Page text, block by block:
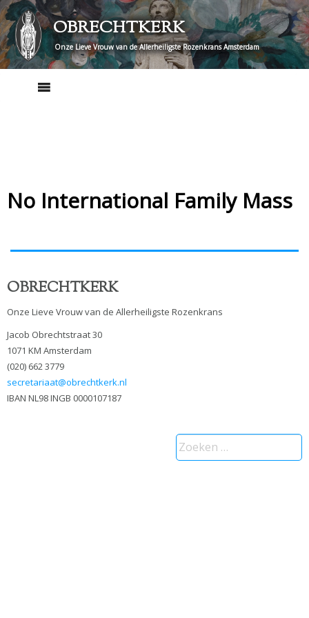
Skip
to
content
OBRECHTKERK
Onze Lieve Vrouw van de Allerheiligste Rozenkrans Amsterdam
No International Family Mass
OBRECHTKERK
Onze Lieve Vrouw van de Allerheiligste Rozenkrans
Jacob Obrechtstraat 30
1071 KM Amsterdam
(020) 662 3779
secretariaat@obrechtkerk.nl
IBAN NL98 INGB 0000107187
Zoeken
naar: